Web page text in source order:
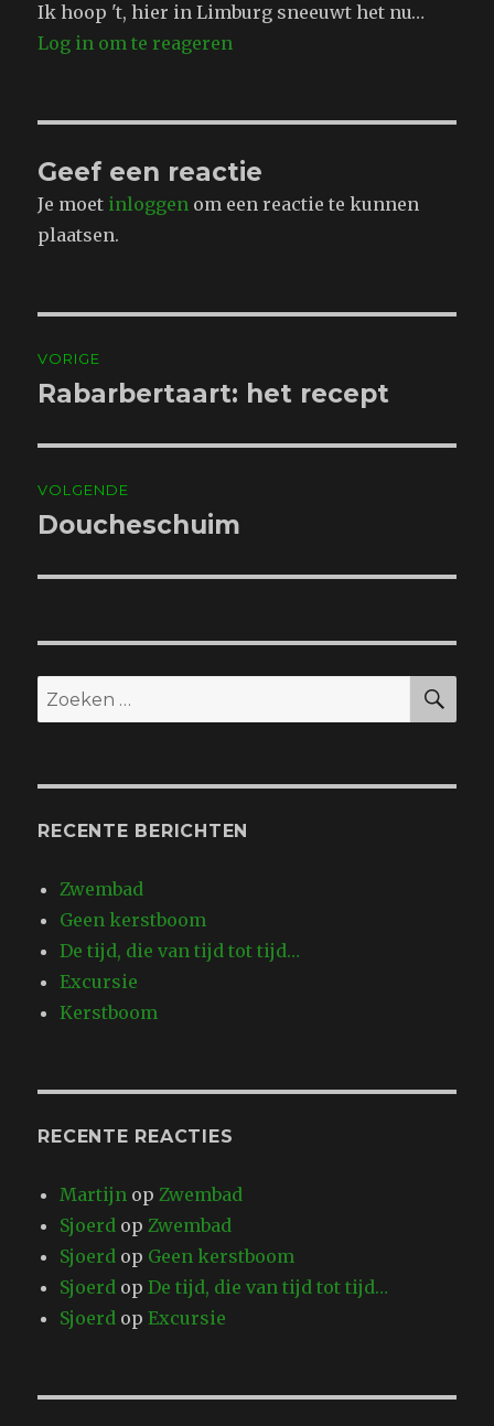
Ik hoop 't, hier in Limburg sneeuwt het nu…
Log in om te reageren
Geef een reactie
Je moet inloggen om een reactie te kunnen
plaatsen.
navigatie
VORIGE
Vorig
Rabarbertaart: het recept
VOLGENDE
Volgend
Doucheschuim
Zoeken
naar:
RECENTE BERICHTEN
Zwembad
Geen kerstboom
De tijd, die van tijd tot tijd…
Excursie
Kerstboom
RECENTE REACTIES
Martijn opZwembad
Sjoerd opZwembad
Sjoerd op Geen kerstboom
Sjoerd opDe tijd, die van tijd tot tijd…
Sjoerd opExcursie